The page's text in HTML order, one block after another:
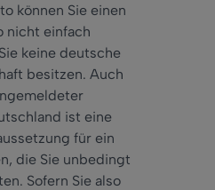
können Sie einen
nicht einfach
keine deutsche
besitzen. Auch
ist eine
für ein
die Sie unbedingt
Sofern Sie also